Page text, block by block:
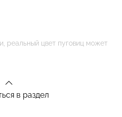
реальный цвет пуговиц может
в раздел